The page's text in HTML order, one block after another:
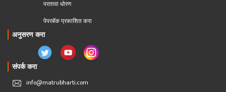
परतावा धोरण
पेपरबॅक प्रकाशित करा
अनुसरण करा
संपर्क करा
info@matrubharti.com